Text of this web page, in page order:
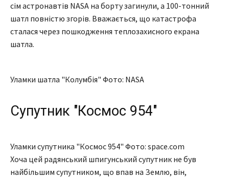
сім астронавтів NASA на борту загинули, а 100-тонний
шатл повністю згорів. Вважається, що катастрофа
сталася через пошкодження теплозахисного екрана
шатла.
Уламки шатла "Колумбія" Фото: NASA
Супутник "Космос 954"
Уламки супутника "Космос 954" Фото: space.com
Хоча цей радянський шпигунський супутник не був
найбільшим супутником, що впав на Землю, він,